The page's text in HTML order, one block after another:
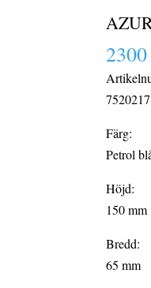
7520217
Färg:
Petrol
Höjd:
150 mm
Bredd:
65 mm